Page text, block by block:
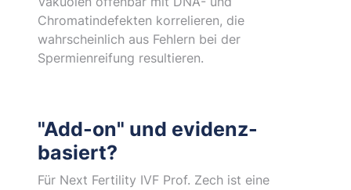
Chromatindefekten korrelieren, die
wahrscheinlich aus Fehlern bei der
Spermienreifung resultieren.
"Add-on" und evidenz-
basiert?
Für Next Fertility IVF Prof. Zech ist eine